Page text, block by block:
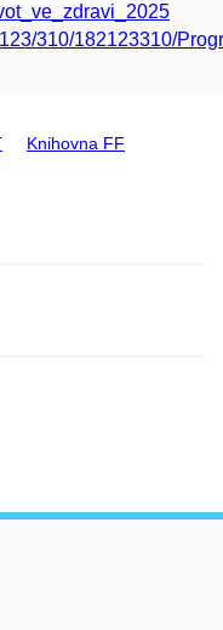
310/182123310/
Knihovna FF